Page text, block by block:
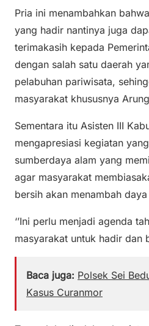
Pria ini menambahkan
yang hadir nantinya juga
terimakasih kepada
dengan salah satu daerah
pelabuhan pariwisata,
masyarakat khususnya
Sementara itu Asisten III
mengapresiasi kegiatan
sumberdaya alam yang
agar masyarakat
bersih akan menambah
‘’Ini perlu menjadi agenda
masyarakat untuk hadir dan
Baca juga: Polsek Sei
Kasus Curanmor